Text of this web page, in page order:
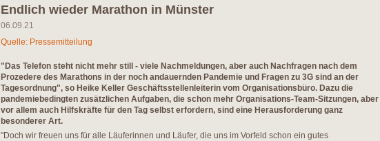
Endlich wieder Marathon in Münster
06.09.21
Quelle: Pressemitteilung
"Das Telefon steht nicht mehr still - viele Nachmeldungen, aber auch Nachfragen nach dem
Prozedere des Marathons in der noch andauernden Pandemie und Fragen zu 3G sind an der
Tagesordnung", so Heike Keller Geschäftsstellenleiterin vom Organisationsbüro. Dazu die
pandemiebedingten zusätzlichen Aufgaben, die schon mehr Organisations-Team-Sitzungen, aber
vor allem auch Hilfskräfte für den Tag selbst erfordern, sind eine Herausforderung ganz
besonderer Art.
"Doch wir freuen uns für alle Läuferinnen und Läufer, die uns im Vorfeld schon ein gutes